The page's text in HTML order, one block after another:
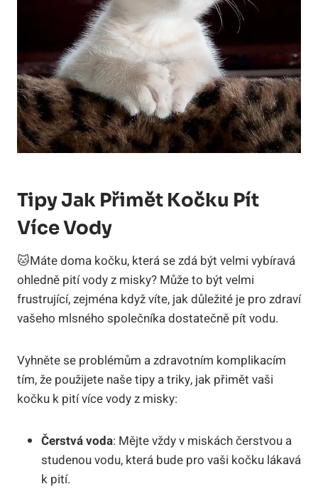
Tipy Jak Přimět Kočku Pít
Více Vody
🐱Máte doma kočku, která se zdá být velmi vybíravá
ohledně pití vody z misky? Může to být velmi
frustrující, zejména když víte, jak důležité je pro zdraví
vašeho mlsného společníka dostatečně pít vodu.
Vyhněte se problémům a zdravotním komplikacím
tím, že použijete naše tipy a triky, jak přimět vaši
kočku k pití více vody z misky:
Čerstvá voda: Mějte vždy v miskách čerstvou a
studenou vodu, která bude pro vaši kočku lákavá
k pití.